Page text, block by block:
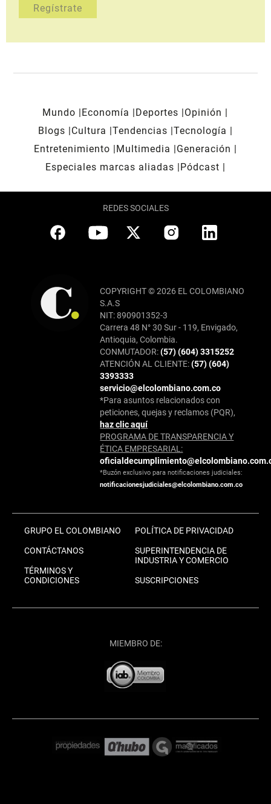
Mundo Economía Deportes
Opinión
Blogs
Cultura Tendencias Tecnología
Entretenimiento
Multimedia
Generación
Especiales marcas aliadas
Pódcast
REDES SOCIALES
COPYRIGHT © 2026 EL COLOMBIANO
S.A.S
NIT: 890901352-3
Carrera 48 N° 30 Sur - 119, Envigado,
Antioquia, Colombia.
CONMUTADOR:(57) (604) 3315252
ATENCIÓN AL CLIENTE:(57) (604)
3393333
servicio@elcolombiano.com.co
*Para asuntos relacionados con
peticiones, quejas y reclamos (PQR),
haz clic aquí
PROGRAMA DE TRANSPARENCIA Y
ÉTICA EMPRESARIAL:
*Buzón exclusivo para notificaciones judiciales:
notificacionesjudiciales@elcolombiano.com.co
GRUPO EL COLOMBIANO
CONTÁCTANOS
TÉRMINOS Y
CONDICIONES
POLÍTICA DE PRIVACIDAD
SUPERINTENDENCIA DE
INDUSTRIA Y COMERCIO
SUSCRIPCIONES
MIEMBRO DE: